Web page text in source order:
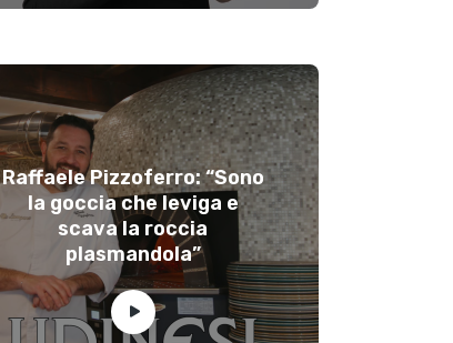
Raffaele Pizzoferro: “Sono
la goccia che leviga e
scava la roccia
plasmandola”